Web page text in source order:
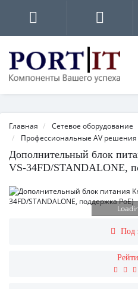
Главная
Сетевое оборудование
Профессиональные AV решения
Дополнительный блок
VS-34FD/STANDALONE,
Под